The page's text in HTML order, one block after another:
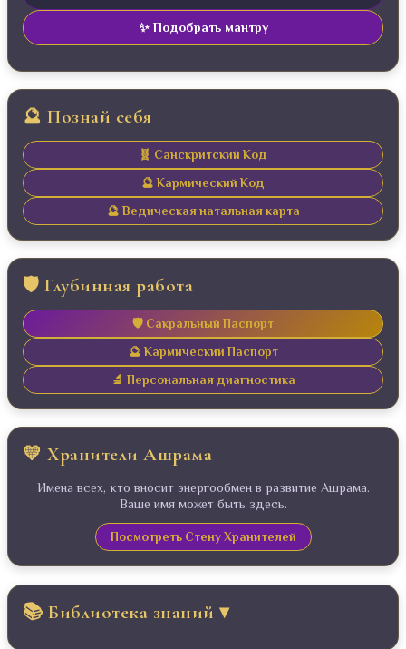
✨ Подобрать мантру
🔮 Познай себя
🧬 Санскритский Код
🔮 Кармический Код
🔮 Ведическая натальная карта
🛡️ Глубинная работа
🛡️ Сакральный Паспорт
🔮 Кармический Паспорт
🔬 Персональная диагностика
💛 Хранители Ашрама
Имена всех, кто вносит энергообмен в развитие Ашрама.
Ваше имя может быть здесь.
Посмотреть Стену Хранителей
📚 Библиотека знаний ▾